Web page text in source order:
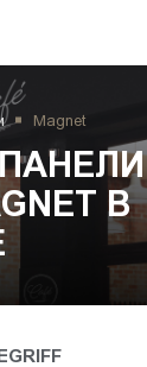
Magnet
В